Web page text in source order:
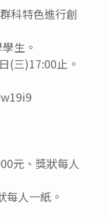
科特色進行創
生。
(三)17:00止。
元、獎狀每人
每人一紙。